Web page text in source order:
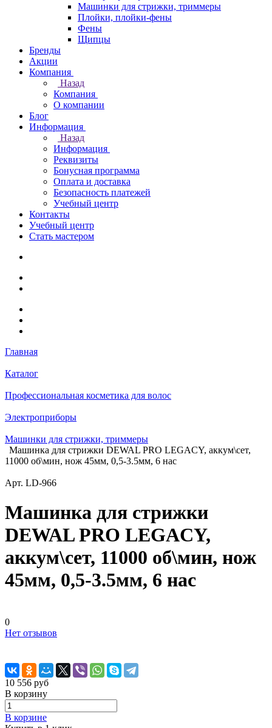
Машинки для стрижки, триммеры
Плойки, плойки-фены
Фены
Щипцы
Бренды
Акции
Компания
Назад
Компания
О компании
Блог
Информация
Назад
Информация
Реквизиты
Бонусная программа
Оплата и доставка
Безопасность платежей
Учебный центр
Контакты
Учебный центр
Стать мастером
Главная
Каталог
Профессиональная косметика для волос
Электроприборы
Машинки для стрижки, триммеры
Машинка для стрижки DEWAL PRO LEGACY, аккум\сет,
11000 об\мин, нож 45мм, 0,5-3.5мм, 6 нас
Арт. LD-966
Машинка для стрижки
DEWAL PRO LEGACY,
аккум\сет, 11000 об\мин, нож
45мм, 0,5-3.5мм, 6 нас
0
Нет отзывов
10 556 руб
В корзину
В корзине